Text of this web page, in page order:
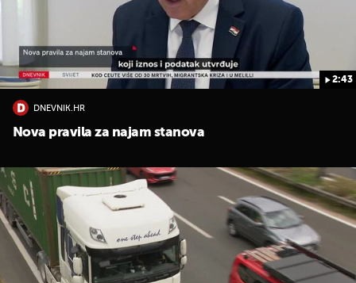
2:43
DNEVNIK.HR
Nova pravila za najam stanova
UKLJUČITE NOTIFIKACIJE